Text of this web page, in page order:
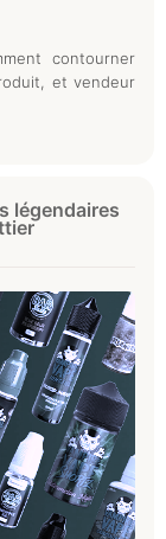
contourner
et vendeur
légendaires